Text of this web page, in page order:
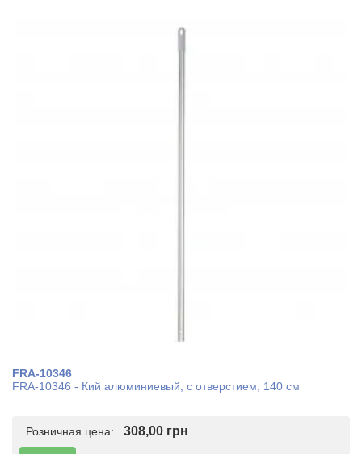
FRA-10346
FRA-10346 - Кий алюминиевый, с отверстием, 140 см
Розничная цена: 308,00 грн